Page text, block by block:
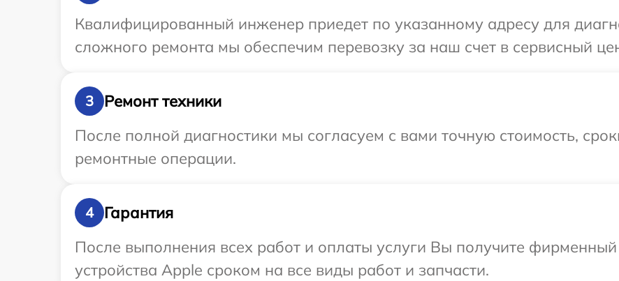
Квалифицированный инженер приедет по указанному адресу для
сложного ремонта мы обеспечим перевозку за наш счет в сервисный
3
Ремонт техники
После полной диагностики мы согласуем с вами точную стоимость,
ремонтные операции.
4
Гарантия
После выполнения всех работ и оплаты услуги Вы получите
устройства Apple сроком на все виды работ и запчасти.